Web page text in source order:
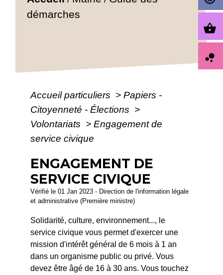
démarches
Accueil particuliers > Papiers -
Citoyenneté - Élections >
Volontariats > Engagement de
service civique
ENGAGEMENT DE
SERVICE CIVIQUE
Vérifié le 01 Jan 2023 - Direction de l'information légale
et administrative (Première ministre)
Solidarité, culture, environnement..., le
service civique vous permet d'exercer une
mission d'intérêt général de 6 mois à 1 an
dans un organisme public ou privé. Vous
devez être âgé de 16 à 30 ans. Vous touchez
shopping_basket
bubble_chart